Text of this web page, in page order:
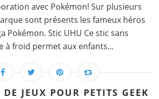
avec Pokémon! Sur plusieurs
sont présents les fameux héros
Pokémon. Stic UHU Ce stic sans
à froid permet aux enfants...
JEUX POUR PETITS GEEK